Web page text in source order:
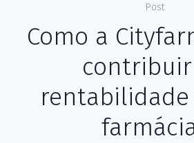
Post
Como a
rentabilidade